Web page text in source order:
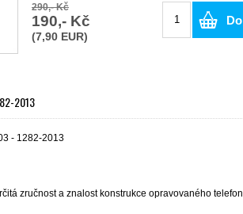
290,- Kč
190,- Kč
(7,90 EUR)
2013
- 1282-2013
zručnost a znalost konstrukce opravovaného